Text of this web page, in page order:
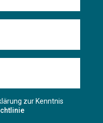
zur Kenntnis